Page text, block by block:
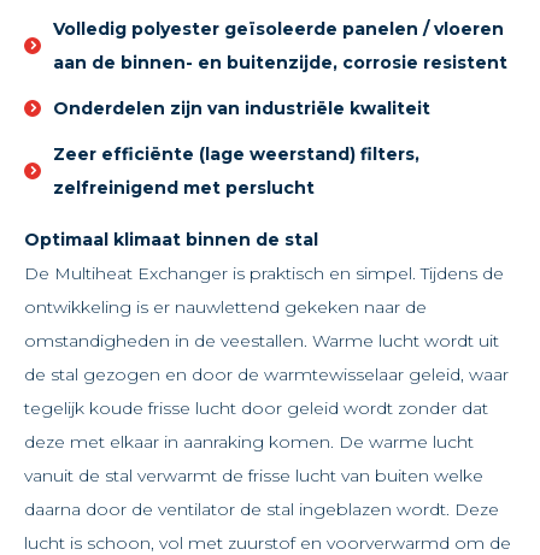
Volledig polyester geïsoleerde panelen / vloeren
aan de binnen- en buitenzijde, corrosie resistent
Onderdelen zijn van industriële kwaliteit
Zeer efficiënte (lage weerstand) filters,
zelfreinigend met perslucht
Optimaal klimaat binnen de stal
De Multiheat Exchanger is praktisch en simpel. Tijdens de
ontwikkeling is er nauwlettend gekeken naar de
omstandigheden in de veestallen. Warme lucht wordt uit
de stal gezogen en door de warmtewisselaar geleid, waar
tegelijk koude frisse lucht door geleid wordt zonder dat
deze met elkaar in aanraking komen. De warme lucht
vanuit de stal verwarmt de frisse lucht van buiten welke
daarna door de ventilator de stal ingeblazen wordt. Deze
lucht is schoon, vol met zuurstof en voorverwarmd om de